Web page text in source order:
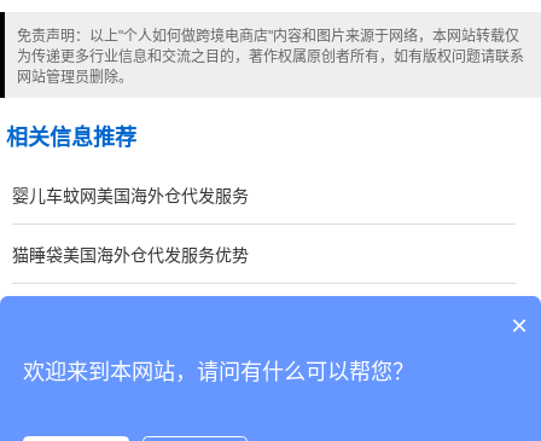
免责声明：以上"个人如何做跨境电商店"内容和图片来源于网络，本网站转载仅
为传递更多行业信息和交流之目的，著作权属原创者所有，如有版权问题请联系
网站管理员删除。
相关信息推荐
婴儿车蚊网美国海外仓代发服务
猫睡袋美国海外仓代发服务优势
×
欢迎来到本网站，请问有什么可以帮您？